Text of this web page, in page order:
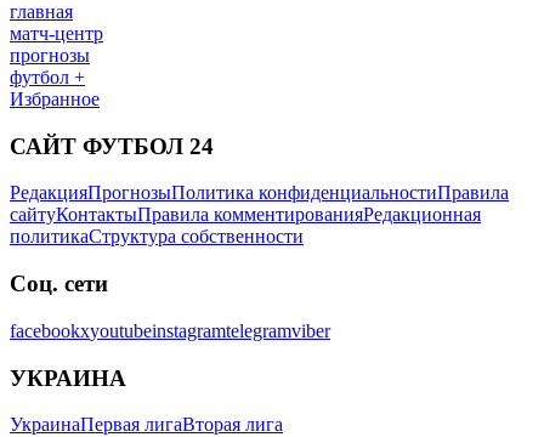
главная
матч-центр
прогнозы
футбол +
Избранное
САЙТ ФУТБОЛ 24
РедакцияПрогнозыПолитика конфиденциальностиПравила
сайтуКонтактыПравила комментированияРедакционная
политикаСтруктура собственности
Соц. сети
facebookxyoutubeinstagramtelegramviber
УКРАИНА
УкраинаПервая лигаВторая лига